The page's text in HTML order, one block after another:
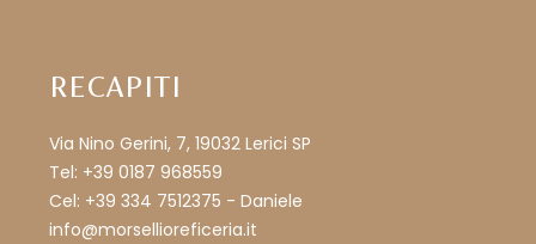
RECAPITI
Via Nino Gerini, 7, 19032 Lerici SP
Tel: +39 0187 968559
Cel: +39 334 7512375 - Daniele
info@morsellioreficeria.it